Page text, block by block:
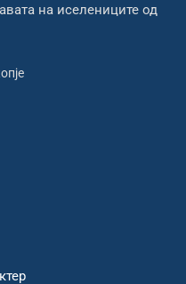
на иселениците од